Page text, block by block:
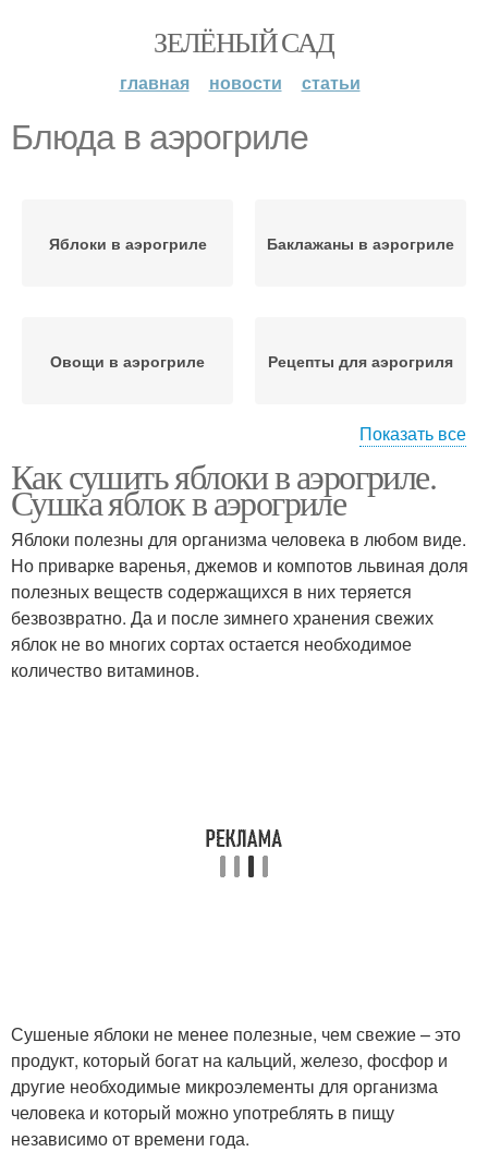
ЗЕЛЁНЫЙ САД
главная новости статьи
Блюда в аэрогриле
Яблоки в аэрогриле Баклажаны в аэрогриле
Овощи в аэрогриле Рецепты для аэрогриля
Рыба в аэрогриле
Показать все
Как сушить яблоки в аэрогриле.
Сушка яблок в аэрогриле
Яблоки полезны для организма человека в любом виде.
Но приварке варенья, джемов и компотов львиная доля
полезных веществ содержащихся в них теряется
безвозвратно. Да и после зимнего хранения свежих
яблок не во многих сортах остается необходимое
количество витаминов.
Сушеные яблоки не менее полезные, чем свежие – это
продукт, который богат на кальций, железо, фосфор и
другие необходимые микроэлементы для организма
человека и который можно употреблять в пищу
независимо от времени года.